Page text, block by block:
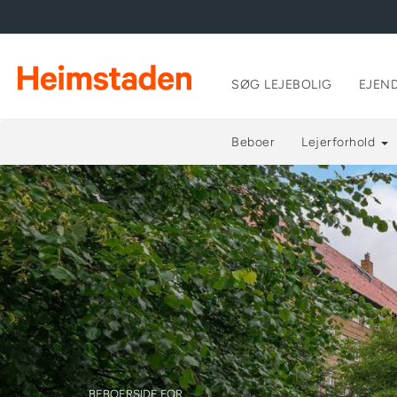
SØG LEJEBOLIG
Beboer Lejerforhold
BEBOERSIDE FOR